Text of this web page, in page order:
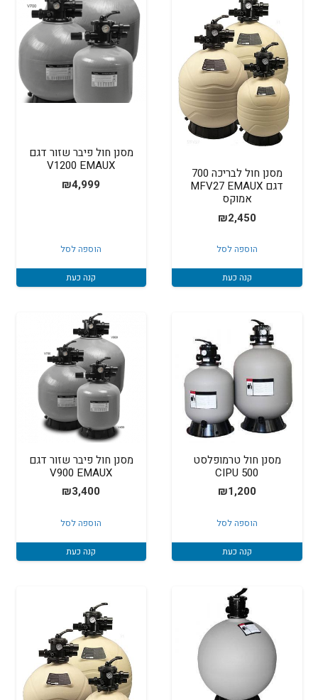
מסנן חול לבריכה 700
דגם MFV27 EMAUX
אמוקס
₪2,450
הוספה לסל
קנה כעת
מסנן חול פיבר שזור דגם
V1200 EMAUX
₪4,999
הוספה לסל
קנה כעת
מסנן חול טרמופלסט
500 CIPU
₪1,200
הוספה לסל
קנה כעת
מסנן חול פיבר שזור דגם
V900 EMAUX
₪3,400
הוספה לסל
קנה כעת